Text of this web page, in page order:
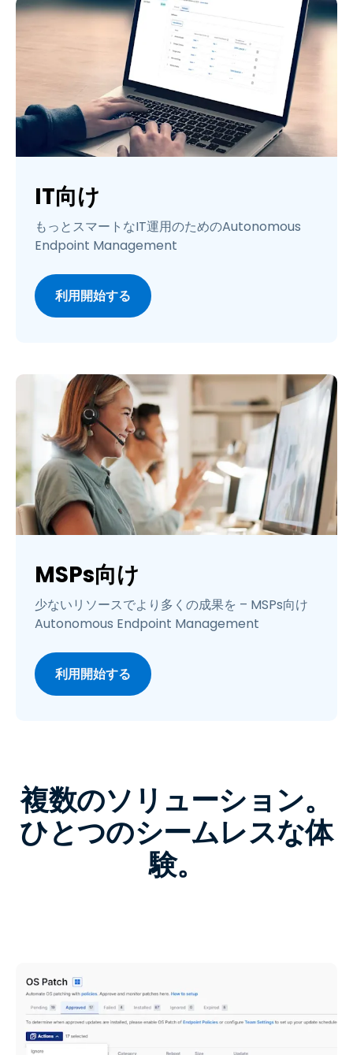
IT向け
もっとスマートなIT運用のためのAutonomous
Endpoint Management
利用開始する
MSPs向け
少ないリソースでより多くの成果を – MSPs向け
Autonomous Endpoint Management
利用開始する
複数のソリューション。
ひとつのシームレスな体
験。